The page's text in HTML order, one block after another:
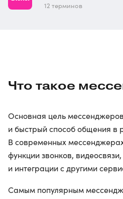
12 терминов
Что такое
Основная цель
и быстрый способ общения в
В современных
функции звонков,
и интеграции с другими
Самым популярным